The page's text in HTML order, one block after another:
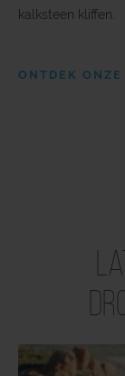
kalksteen kliffen.
ONTDEK ONZE